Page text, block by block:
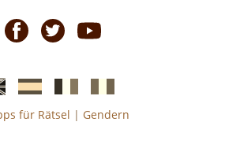
Spanischefranzösicheitalienische
für Rätsel | Gendern